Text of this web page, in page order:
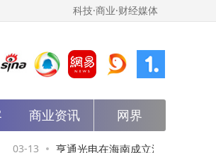
科技·商业·财经媒体
商业资讯 网界
03-13 亨通光电在海南成立深海科技公司
石头扫地机器人深度评测：高效智能清洁，解锁现代家庭便捷生活新方式
华为获国际权威认证：ISO IEC 42001标准加持，AI治理迈入国际先进行列